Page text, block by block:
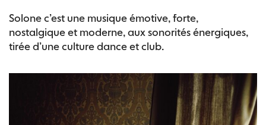
Solone c’est une musique émotive, forte,
nostalgique et moderne, aux sonorités énergiques,
tirée d’une culture dance et club.